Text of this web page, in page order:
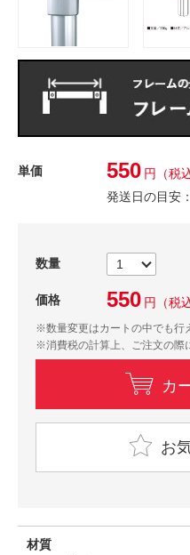
単価 550 円
（税
発送日の目安：
数量
価格 550 円 （税
※数量変更はカートの中でも行
※消費税の計算上、ご注文の際
カ
お
材質